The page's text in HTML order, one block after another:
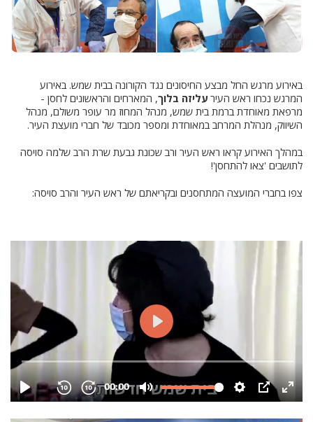
באירוע מרגש החל מבצע החיסונים נגד הקורונה בבית שמש. באירוע
המרגש נכחו ראש העירעליזה בלוך, המארחים והראשונים לחסן -
מרפאת מאוחדת ברמת בית שמש, מנהל המחוז מר עופר משולם, מנהל
השיווק, מנהלת המרחב במאוחדת ומספר מכובד של חברי מועצת העיר.
במהלך האירוע קראו ראש העיר ורב שכונת גבעת שרת הרב שלמה סויסה
לתושבים 'צאו להתחסן'!
צפו בחברי המועצה המתחסנים ובקריאתם של ראש העיר והרב סויסה: